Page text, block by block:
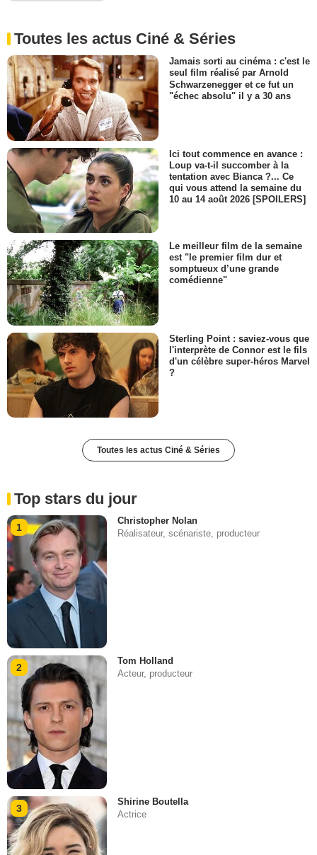
Toutes les actus Ciné & Séries
Jamais sorti au cinéma : c'est le
seul film réalisé par Arnold
Schwarzenegger et ce fut un
"échec absolu" il y a 30 ans
Ici tout commence en avance :
Loup va-t-il succomber à la
tentation avec Bianca ?... Ce
qui vous attend la semaine du
10 au 14 août 2026 [SPOILERS]
Le meilleur film de la semaine
est "le premier film dur et
somptueux d’une grande
comédienne"
Sterling Point : saviez-vous que
l'interprète de Connor est le fils
d'un célèbre super-héros Marvel
?
Toutes les actus Ciné & Séries
Top stars du jour
1
Christopher Nolan
Réalisateur, scénariste, producteur
2
Tom Holland
Acteur, producteur
3
Shirine Boutella
Actrice